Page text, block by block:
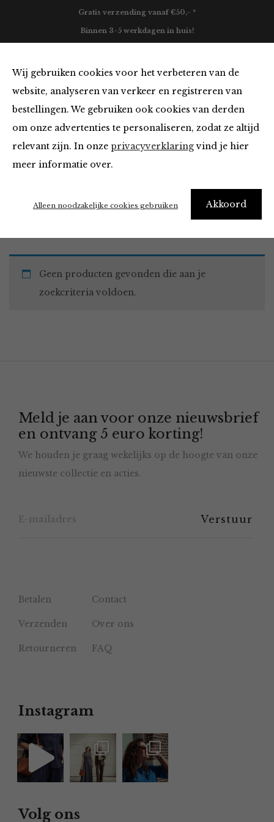
Wij gebruiken cookies voor het verbeteren van de
website, analyseren van verkeer en registreren van
bestellingen. We gebruiken ook cookies van derden
om onze advertenties te personaliseren, zodat ze altijd
relevant zijn. In onze privacyverklaringvind je hier
meer informatie over.
Akkoord
Alleen noodzakelijke cookies gebruiken
Gratis verzending vanaf €50,- *
Binnen 3-5 werkdagen in huis!
Must Haves
Home Winkel Accessoires Must Haves
Geen producten gevonden die aan je
zoekcriteria voldoen.
Meld je aan voor onze nieuwsbrief
en ontvang 5 euro korting!
We houden je graag wekelijks op de hoogte van onze
nieuwste collectie en acties.
Betalen Contact
Verzenden Over ons
Retourneren FAQ
Instagram
Volg ons